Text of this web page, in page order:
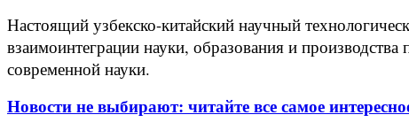
Настоящий узбекско-китайский научный
взаимоинтеграции науки, образования и
современной науки.
Новости не выбирают: читайте все самое